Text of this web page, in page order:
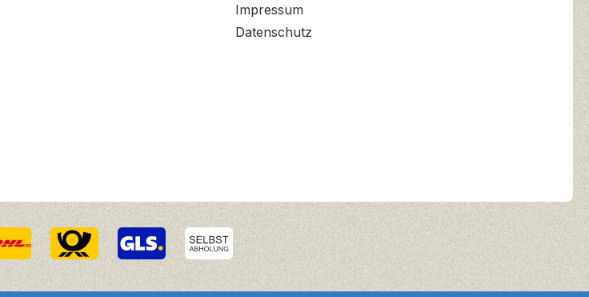
Impressum
Datenschutz